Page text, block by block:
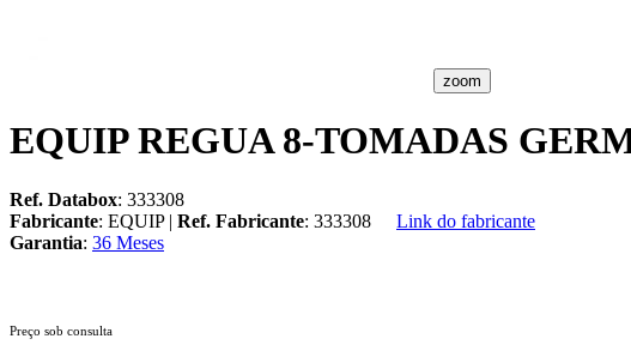
zoom
EQUIP REGUA 8-TOMADAS
Ref. Databox: 333308
Fabricante: EQUIP | Ref. Fabricante: 333308
Link do fabricante
Garantia: 36 Meses
Preço sob consulta